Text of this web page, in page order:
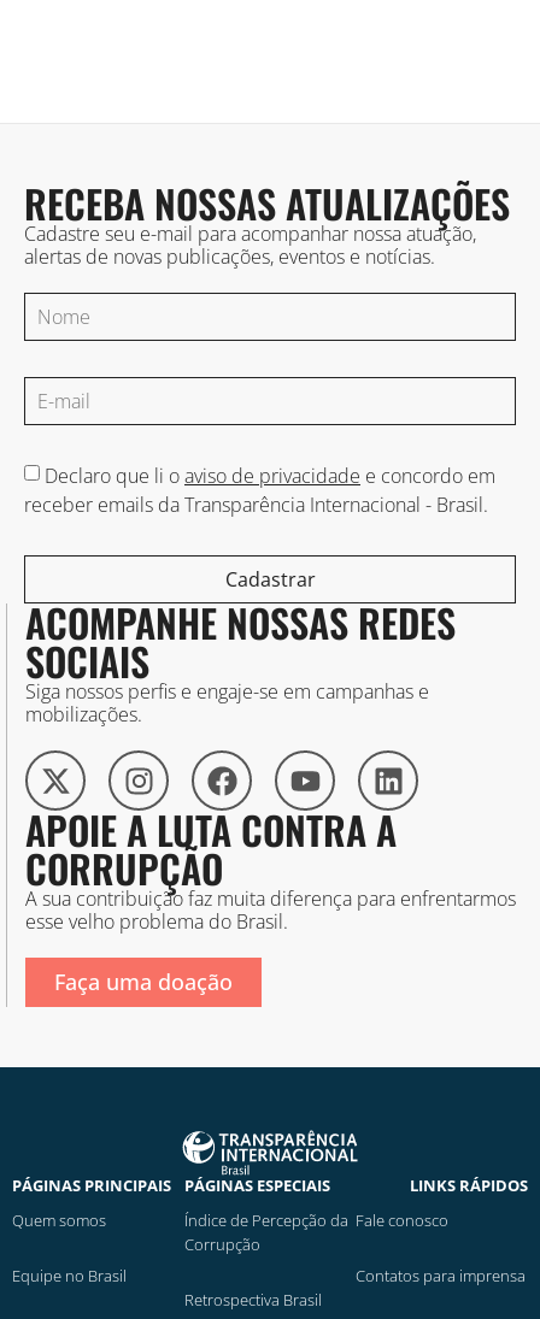
RECEBA NOSSAS ATUALIZAÇÕES
Cadastre seu e-mail para acompanhar nossa atuação,
alertas de novas publicações, eventos e notícias.
Declaro que li oaviso de privacidade e concordo em
receber emails da Transparência Internacional - Brasil.
Cadastrar
ACOMPANHE NOSSAS REDES
SOCIAIS
Siga nossos perfis e engaje-se em campanhas e
mobilizações.
APOIE A LUTA CONTRA A
CORRUPÇÃO
A sua contribuição faz muita diferença para enfrentarmos
esse velho problema do Brasil.
Faça uma doação
PÁGINAS PRINCIPAIS
Quem somos
Equipe no Brasil
PÁGINAS ESPECIAIS
Índice de Percepção da
Corrupção
Retrospectiva Brasil
LINKS RÁPIDOS
Fale conosco
Contatos para imprensa